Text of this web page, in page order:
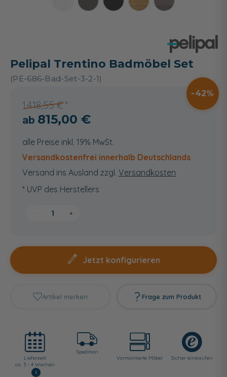
Pelipal Trentino Badmöbel Set
(PE-686-Bad-Set-3-2-1)
1.418,55 €
42
815,00 €
alle Preise inkl. 19% MwSt.
Versandkostenfrei innerhalb Deutschlands
Versand ins Ausland zzgl. Versandkosten
* UVP des Herstellers
+
Jetzt konfigurieren
Artikel merken Frage zum Produkt
Lieferzeit:
ca. 3 - 4 Wochen
i
Spedition
Vormontierte Möbel
Sicher einkaufen